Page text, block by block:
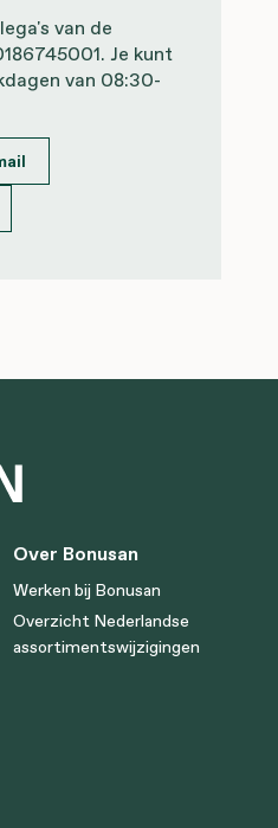
van de
Je kunt
van 08:30-
Over Bonusan
Werken bij Bonusan
Overzicht Nederlandse
assortimentswijzigingen